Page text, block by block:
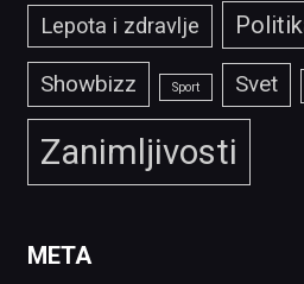
Lepota i zdravlje
Showbizz Sport Svet
Zanimljivosti
META